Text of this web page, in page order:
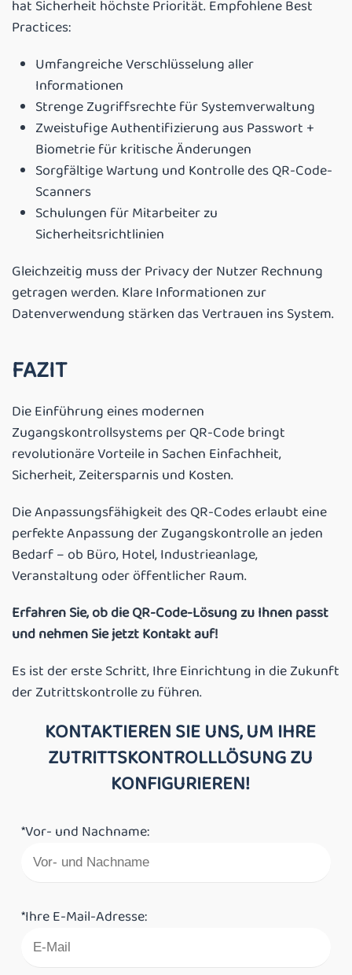
hat Sicherheit höchste Priorität. Empfohlene Best
Practices:
Umfangreiche Verschlüsselung aller
Informationen
Strenge Zugriffsrechte für Systemverwaltung
Zweistufige Authentifizierung aus Passwort +
Biometrie für kritische Änderungen
Sorgfältige Wartung und Kontrolle des QR-Code-
Scanners
Schulungen für Mitarbeiter zu
Sicherheitsrichtlinien
Gleichzeitig muss der Privacy der Nutzer Rechnung
getragen werden. Klare Informationen zur
Datenverwendung stärken das Vertrauen ins System.
FAZIT
Die Einführung eines modernen
Zugangskontrollsystems per QR-Code bringt
revolutionäre Vorteile in Sachen Einfachheit,
Sicherheit, Zeitersparnis und Kosten.
Die Anpassungsfähigkeit des QR-Codes erlaubt eine
perfekte Anpassung der Zugangskontrolle an jeden
Bedarf – ob Büro, Hotel, Industrieanlage,
Veranstaltung oder öffentlicher Raum.
Erfahren Sie, ob die QR-Code-Lösung zu Ihnen passt
und nehmen Sie jetzt Kontakt auf!
Es ist der erste Schritt, Ihre Einrichtung in die Zukunft
der Zutrittskontrolle zu führen.
KONTAKTIEREN SIE UNS, UM IHRE
ZUTRITTSKONTROLLLÖSUNG ZU
KONFIGURIEREN!
*Vor- und Nachname:
*Ihre E-Mail-Adresse: